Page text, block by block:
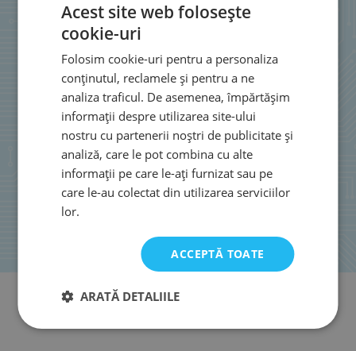
Acest site web folosește
cookie-uri
Folosim cookie-uri pentru a personaliza
conținutul, reclamele și pentru a ne
analiza traficul. De asemenea, împărtășim
informații despre utilizarea site-ului
nostru cu partenerii noștri de publicitate și
analiză, care le pot combina cu alte
informații pe care le-ați furnizat sau pe
care le-au colectat din utilizarea serviciilor
lor.
ACCEPTĂ TOATE
ARATĂ DETALIILE